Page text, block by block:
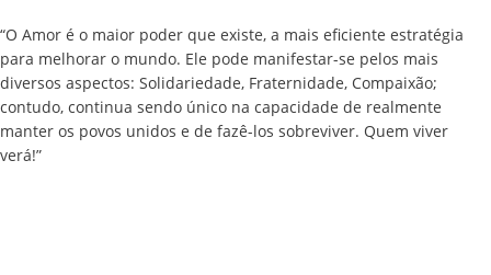
“O Amor é o maior poder que existe, a mais eficiente estratégia
para melhorar o mundo. Ele pode manifestar-se pelos mais
diversos aspectos: Solidariedade, Fraternidade, Compaixão;
contudo, continua sendo único na capacidade de realmente
manter os povos unidos e de fazê-los sobreviver. Quem viver
verá!”